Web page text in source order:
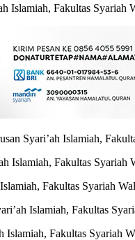
Islamiah, Fakultas Syariah
Syari’ah Islamiah,
Islamiah, Fakultas Syariah
Fakultas Syariah
Islamiah, Fakultas
Islamiah, Fakultas Syariah